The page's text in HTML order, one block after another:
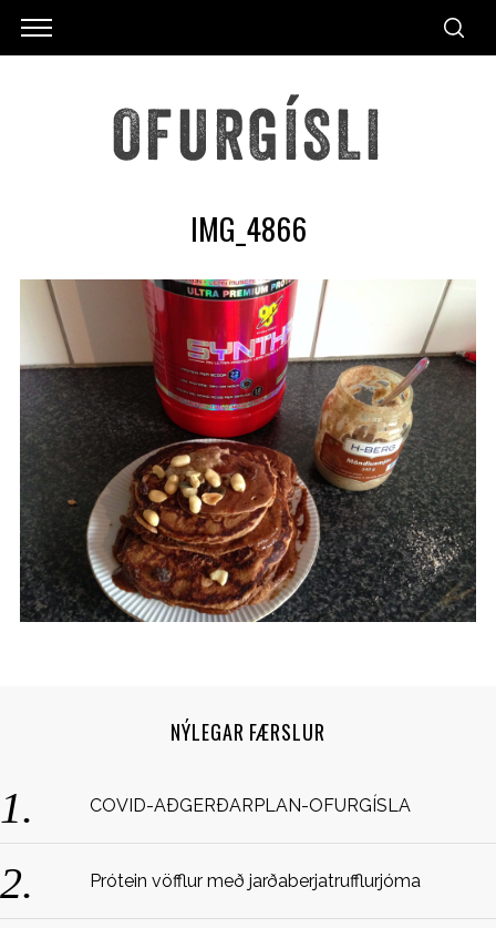
IMG_4866
NÝLEGAR FÆRSLUR
COVID-AÐGERÐARPLAN-OFURGÍSLA
Prótein vöfflur með jarðaberjatrufflurjóma
e
c